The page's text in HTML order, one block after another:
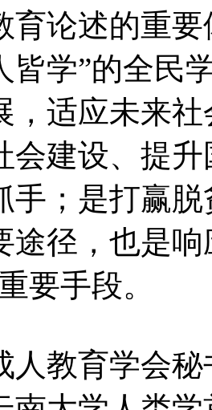
育论述的重
皆学”的全民
，适应未来
会建设、提
手；是打赢
途径，也是
要手段。
教育学会秘